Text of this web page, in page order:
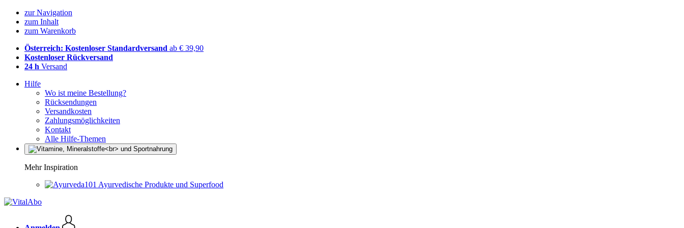
zur Navigation
zum Inhalt
zum Warenkorb
Österreich: Kostenloser Standardversand ab € 39,90
Kostenloser Rückversand
24 h Versand
Hilfe
Wo ist meine Bestellung?
Rücksendungen
Versandkosten
Zahlungsmöglichkeiten
Kontakt
Alle Hilfe-Themen
Mehr Inspiration
Ayurvedische Produkte und Superfood